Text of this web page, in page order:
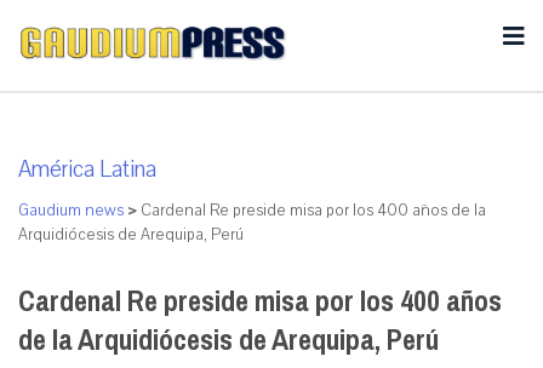
América Latina
Gaudium news > Cardenal Re preside misa por los 400 años de la
Arquidiócesis de Arequipa, Perú
Cardenal Re preside misa por los 400 años
de la Arquidiócesis de Arequipa, Perú